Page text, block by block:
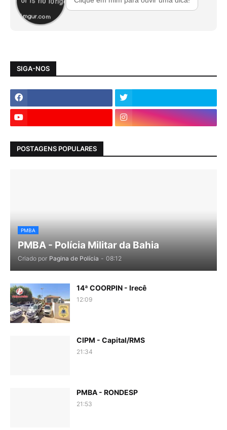
SIGA-NOS
POSTAGENS POPULARES
PMBA
PMBA - Polícia Militar da Bahia
Criado por Pagina de Polícia - 08:12
14ª COORPIN - Irecê
12:09
CIPM - Capital/RMS
21:34
PMBA - RONDESP
21:53